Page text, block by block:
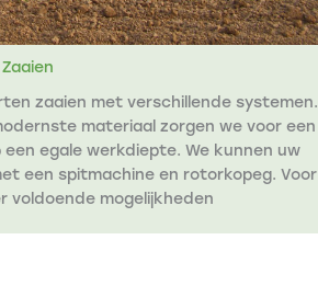
Zaaien
zaaien met verschillende systemen.
materiaal zorgen we voor een
egale werkdiepte. We kunnen uw
een spitmachine en rotorkopeg. Voor
voldoende mogelijkheden